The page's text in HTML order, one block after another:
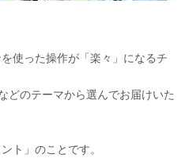
使った操作が「楽々」になるチ
どのテーマから選んでお届けいた
ト」のことです。